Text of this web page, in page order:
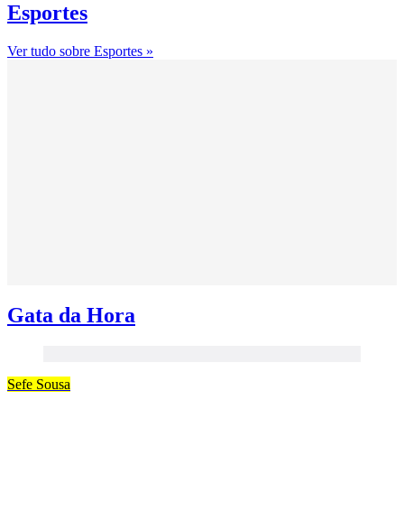
Esportes
Ver tudo sobre Esportes »
Gata da Hora
Sefe Sousa